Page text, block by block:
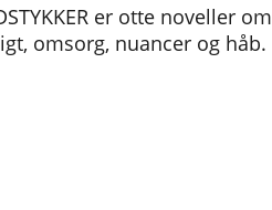
er otte noveller om
omsorg, nuancer og håb.